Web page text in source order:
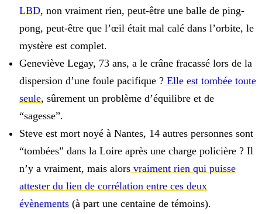
LBD, non vraiment rien, peut-être une balle de ping-
pong, peut-être que l’œil était mal calé dans l’orbite, le
mystère est complet.
Geneviève Legay, 73 ans, a le crâne fracassé lors de la
dispersion d’une foule pacifique ? Elle est tombée toute
seule, sûrement un problème d’équilibre et de
“sagesse”.
Steve est mort noyé à Nantes, 14 autres personnes sont
“tombées” dans la Loire après une charge policière ? Il
n’y a vraiment, mais alors vraiment rien qui puisse
attester du lien de corrélation entre ces deux
évènements (à part une centaine de témoins).